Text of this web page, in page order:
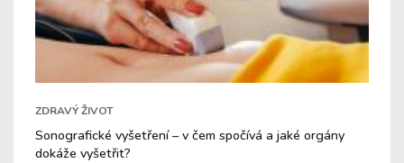
ZDRAVÝ ŽIVOT
Sonografické vyšetření – v čem spočívá a jaké orgány
dokáže vyšetřit?